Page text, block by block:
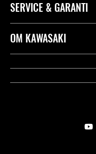
SERVICE & GARANTI
Kontakta oss
Användbara länkar
Rättsligt & Sekretess
OM KAWASAKI
Företag